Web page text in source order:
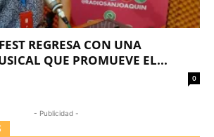
REGRESA CON UNA
QUE PROMUEVE EL...
0
- Publicidad -